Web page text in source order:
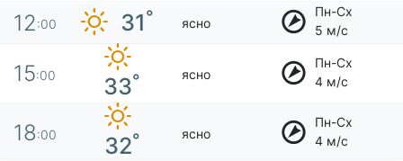
12:00 31° ясно
Пн-Сх
5 м/с
15:00 33° ясно
Пн-Сх
4 м/с
18:00 32° ясно
Пн-Сх
4 м/с